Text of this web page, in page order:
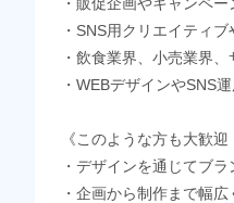
・SNS用クリエイティ
・飲食業界、小売業界
・WEBデザインやSNS
《このような方も大歓迎
・デザインを通じてブ
・企画から制作まで幅